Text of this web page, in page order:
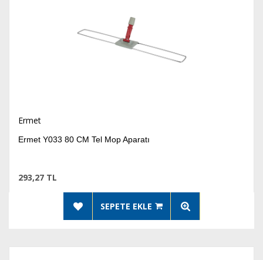
Ermet
Ermet Y033 80 CM Tel Mop Aparatı
293,27 TL
SEPETE EKLE